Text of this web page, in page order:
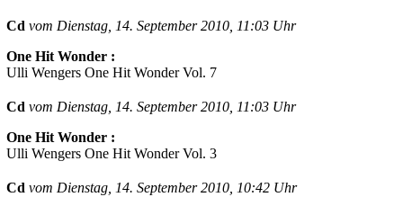
Cd vom Dienstag, 14. September 2010, 11:03 Uhr
One Hit Wonder :
Ulli Wengers One Hit Wonder Vol. 7
Cd vom Dienstag, 14. September 2010, 11:03 Uhr
One Hit Wonder :
Ulli Wengers One Hit Wonder Vol. 3
Cd vom Dienstag, 14. September 2010, 10:42 Uhr